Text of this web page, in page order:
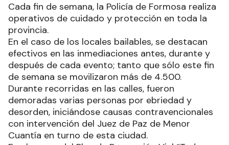
Cada fin de semana, la Policía de Formosa realiza
operativos de cuidado y protección en toda la
provincia.
En el caso de los locales bailables, se destacan
efectivos en las inmediaciones antes, durante y
después de cada evento; tanto que sólo este fin
de semana se movilizaron más de 4.500.
Durante recorridas en las calles, fueron
demoradas varias personas por ebriedad y
desorden, iniciándose causas contravencionales
con intervención del Juez de Paz de Menor
Cuantía en turno de esta ciudad.